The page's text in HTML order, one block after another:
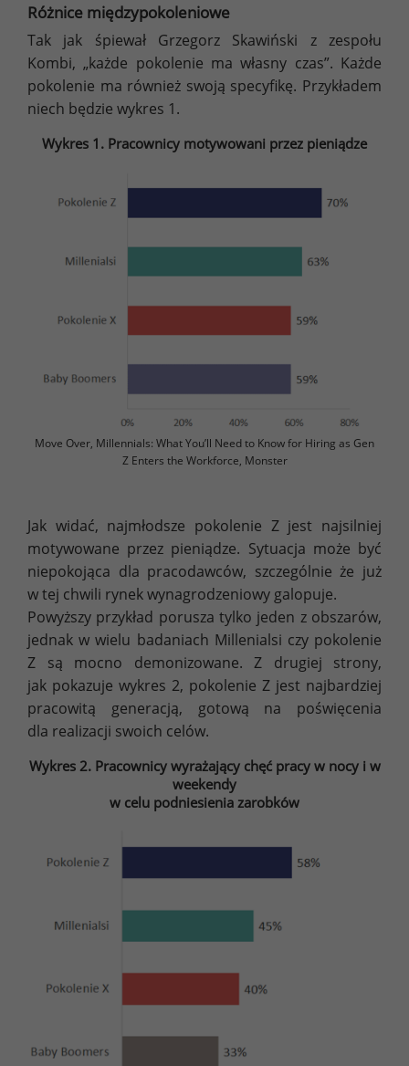
Różnice międzypokoleniowe
Tak jak śpiewał Grzegorz Skawiński z zespołu
Kombi, „każde pokolenie ma własny czas”. Każde
pokolenie ma również swoją specyfikę. Przykładem
niech będzie wykres 1.
Wykres 1. Pracownicy motywowani przez pieniądze
Move Over, Millennials: What You’ll Need to Know for Hiring as Gen
Z Enters the Workforce, Monster
Jak widać, najmłodsze pokolenie Z jest najsilniej
motywowane przez pieniądze. Sytuacja może być
niepokojąca dla pracodawców, szczególnie że już
w tej chwili rynek wynagrodzeniowy galopuje.
Powyższy przykład porusza tylko jeden z obszarów,
jednak w wielu badaniach Millenialsi czy pokolenie
Z są mocno demonizowane. Z drugiej strony,
jak pokazuje wykres 2, pokolenie Z jest najbardziej
pracowitą generacją, gotową na poświęcenia
dla realizacji swoich celów.
Wykres 2. Pracownicy wyrażający chęć pracy w nocy i w
weekendy
w celu podniesienia zarobków